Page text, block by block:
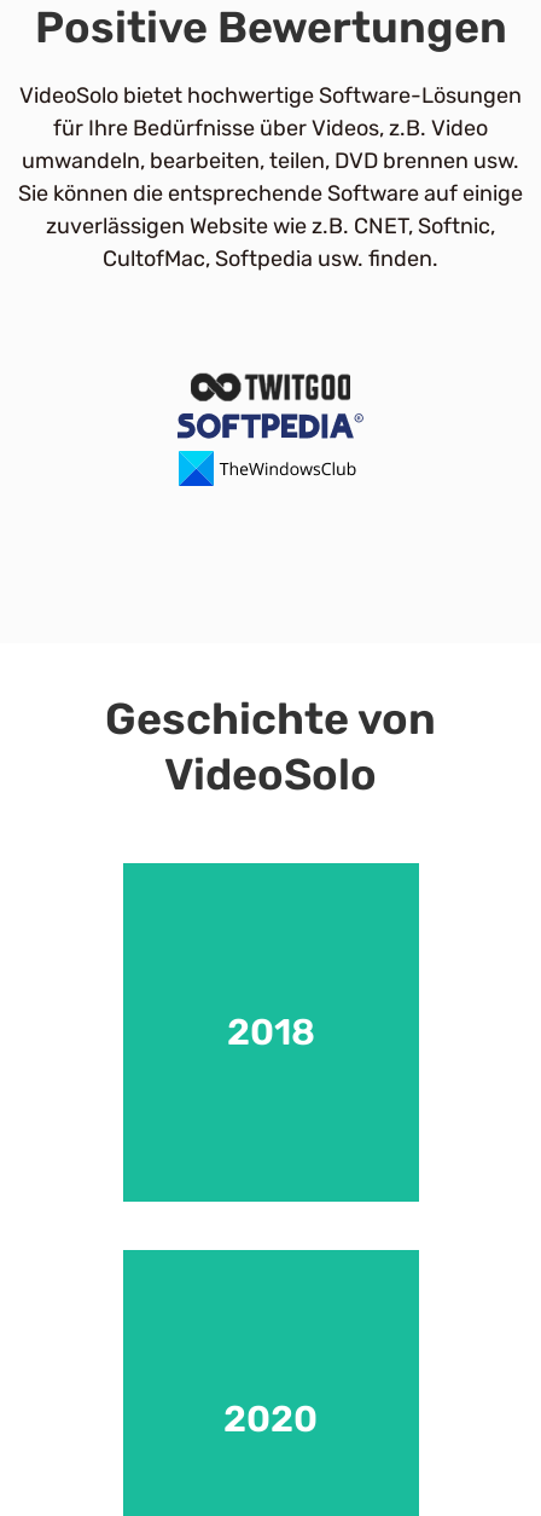
Positive Bewertungen
VideoSolo bietet hochwertige Software-Lösungen
für Ihre Bedürfnisse über Videos, z.B. Video
umwandeln, bearbeiten, teilen, DVD brennen usw.
Sie können die entsprechende Software auf einige
zuverlässigen Website wie z.B. CNET, Softnic,
CultofMac, Softpedia usw. finden.
Geschichte von
VideoSolo
2018
2018
2020
2020